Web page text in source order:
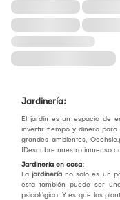
Jardinería:
El jardín es un espacio de
invertir tiempo y dinero
grandes ambientes,
¡Descubre nuestro inmenso
Jardinería en casa:
La jardinería no solo es un
esta también puede ser
psicológico. Y es que las